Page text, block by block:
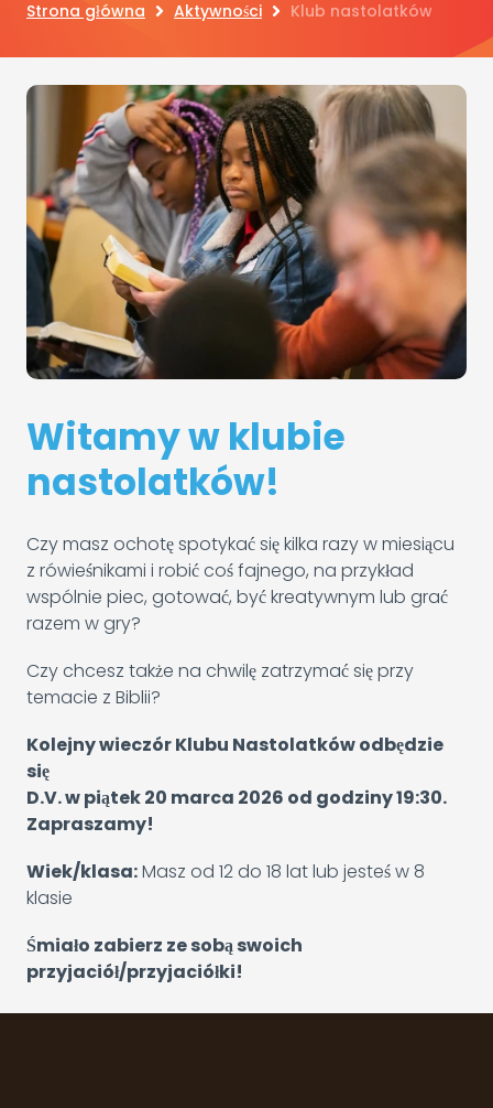
Strona główna Aktywności Klub nastolatków
Witamy w klubie
nastolatków!
Czy masz ochotę spotykać się kilka razy w miesiącu
z rówieśnikami i robić coś fajnego, na przykład
wspólnie piec, gotować, być kreatywnym lub grać
razem w gry?
Czy chcesz także na chwilę zatrzymać się przy
temacie z Biblii?
Kolejny wieczór Klubu Nastolatków odbędzie
się
D.V. w piątek 20 marca 2026 od godziny 19:30.
Zapraszamy!
Wiek/klasa:Masz od 12 do 18 lat lub jesteś w 8
klasie
Śmiało zabierz ze sobą swoich
przyjaciół/przyjaciółki!